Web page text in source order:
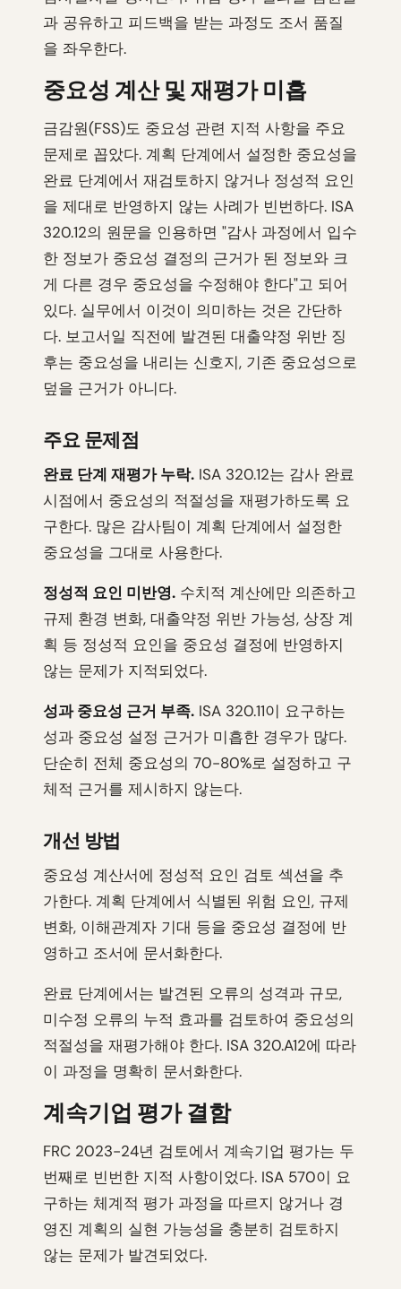
과 공유하고 피드백을 받는 과정도 조서 품질
을 좌우한다.
중요성 계산 및 재평가 미흡
금감원(FSS)도 중요성 관련 지적 사항을 주요
문제로 꼽았다. 계획 단계에서 설정한 중요성을
완료 단계에서 재검토하지 않거나 정성적 요인
을 제대로 반영하지 않는 사례가 빈번하다. ISA
320.12의 원문을 인용하면 "감사 과정에서 입수
한 정보가 중요성 결정의 근거가 된 정보와 크
게 다른 경우 중요성을 수정해야 한다"고 되어
있다. 실무에서 이것이 의미하는 것은 간단하
다. 보고서일 직전에 발견된 대출약정 위반 징
후는 중요성을 내리는 신호지, 기존 중요성으로
덮을 근거가 아니다.
주요 문제점
완료 단계 재평가 누락. ISA 320.12는 감사 완료
시점에서 중요성의 적절성을 재평가하도록 요
구한다. 많은 감사팀이 계획 단계에서 설정한
중요성을 그대로 사용한다.
정성적 요인 미반영. 수치적 계산에만 의존하고
규제 환경 변화, 대출약정 위반 가능성, 상장 계
획 등 정성적 요인을 중요성 결정에 반영하지
않는 문제가 지적되었다.
성과 중요성 근거 부족. ISA 320.11이 요구하는
성과 중요성 설정 근거가 미흡한 경우가 많다.
단순히 전체 중요성의 70-80%로 설정하고 구
체적 근거를 제시하지 않는다.
개선 방법
중요성 계산서에 정성적 요인 검토 섹션을 추
가한다. 계획 단계에서 식별된 위험 요인, 규제
변화, 이해관계자 기대 등을 중요성 결정에 반
영하고 조서에 문서화한다.
완료 단계에서는 발견된 오류의 성격과 규모,
미수정 오류의 누적 효과를 검토하여 중요성의
적절성을 재평가해야 한다. ISA 320.A12에 따라
이 과정을 명확히 문서화한다.
계속기업 평가 결함
FRC 2023-24년 검토에서 계속기업 평가는 두
번째로 빈번한 지적 사항이었다. ISA 570이 요
구하는 체계적 평가 과정을 따르지 않거나 경
영진 계획의 실현 가능성을 충분히 검토하지
않는 문제가 발견되었다.